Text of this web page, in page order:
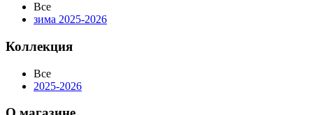
Все
зима 2025-2026
Коллекция
Все
2025-2026